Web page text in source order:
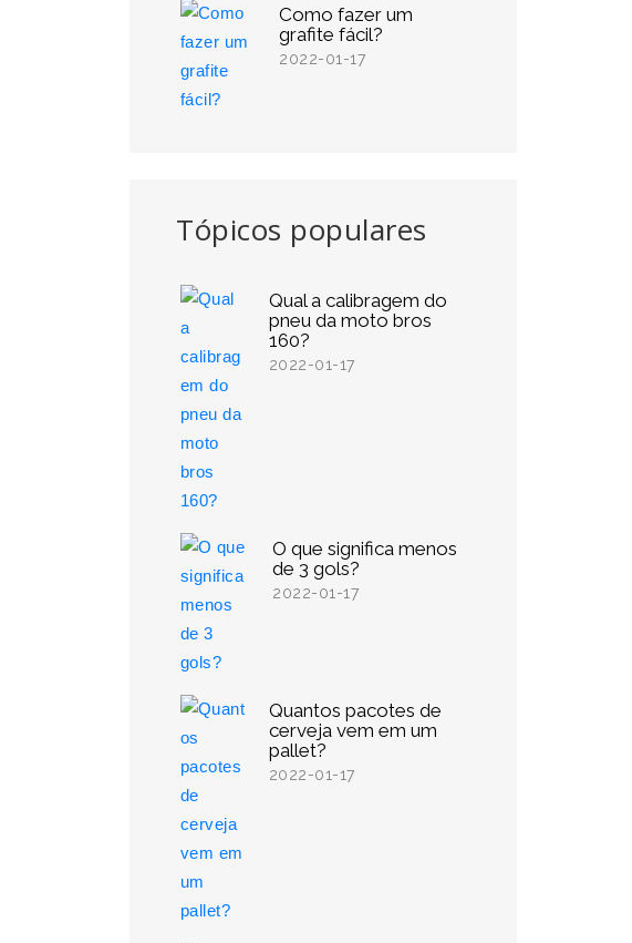
Como fazer um
grafite fácil?
2022-01-17
Tópicos populares
Qual a calibragem do
pneu da moto bros
160?
2022-01-17
O que significa menos
de 3 gols?
2022-01-17
Quantos pacotes de
cerveja vem em um
pallet?
2022-01-17